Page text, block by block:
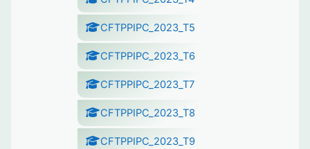
CFTPPIPC_2023_T5
CFTPPIPC_2023_T6
CFTPPIPC_2023_T7
CFTPPIPC_2023_T8
CFTPPIPC_2023_T9